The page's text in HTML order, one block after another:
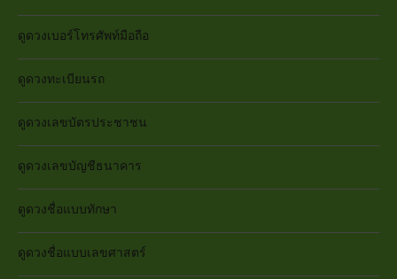
ดูดวงเบอร์โทรศัพท์มือถือ
ดูดวงทะเบียนรถ
ดูดวงเลขบัตรประชาชน
ดูดวงเลขบัญชีธนาคาร
ดูดวงชื่อแบบทักษา
ดูดวงชื่อแบบเลขศาสตร์